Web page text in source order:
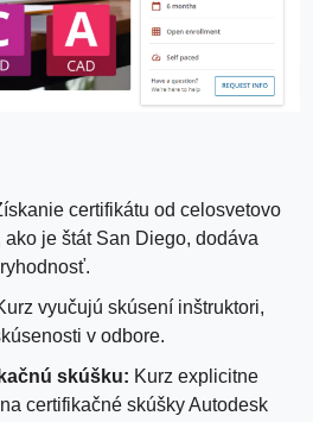
certifikátu od celosvetovo
je štát San Diego, dodáva
vyučujú skúsení inštruktori,
v odbore.
skúšku: Kurz explicitne
certifikačné skúšky Autodesk